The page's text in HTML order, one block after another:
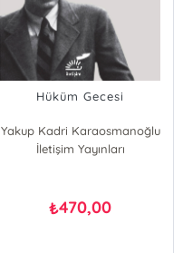
Hüküm Gecesi
Yakup Kadri Karaosmanoğlu
İletişim Yayınları
₺470,00